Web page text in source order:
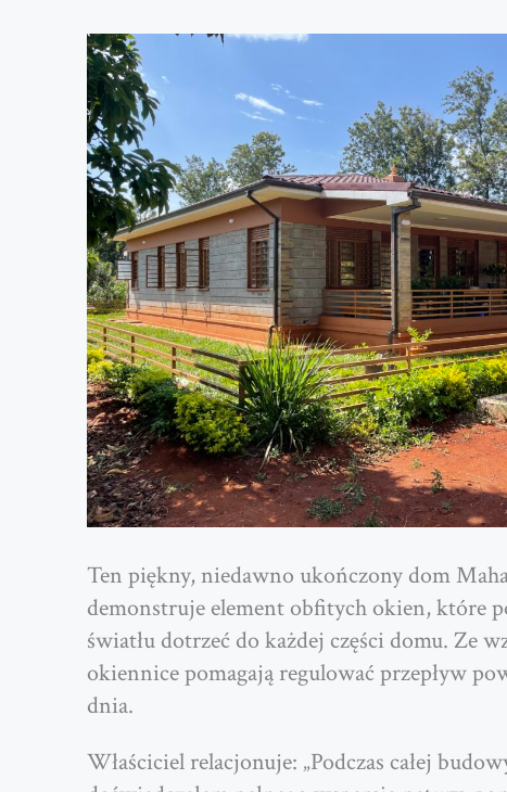
Ten piękny, niedawno ukończony dom
demonstruje element obfitych okien, które
światłu dotrzeć do każdej części domu. Ze
okiennice pomagają regulować przepływ
dnia.
Właściciel relacjonuje: „Podczas całej